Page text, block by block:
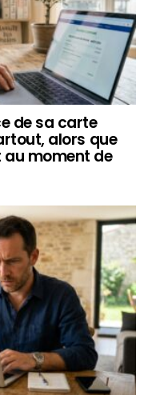
de sa carte
alors que
au moment de